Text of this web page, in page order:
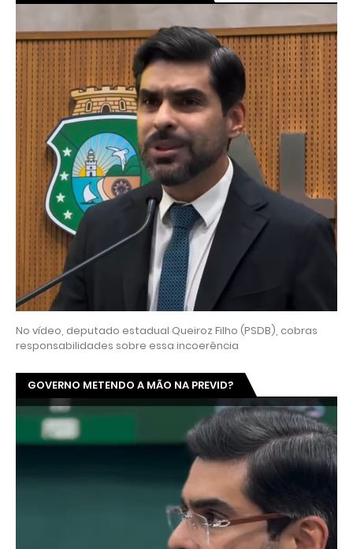
No vídeo, deputado estadual Queiroz Filho (PSDB), cobras
responsabilidades sobre essa incoerência
GOVERNO METENDO A MÃO NA PREVID?